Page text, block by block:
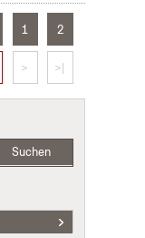
1 2
> >|
Suchen